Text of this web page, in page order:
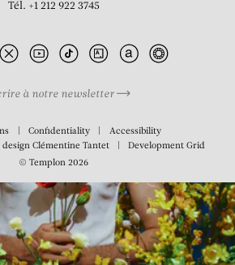
(Bogdan Romanovic)
Tél. +1 212 922 3745
à notre newsletter
Confidentiality
Accessibility
design Clémentine Tantet DevelopmentGrid
© Templon 2026